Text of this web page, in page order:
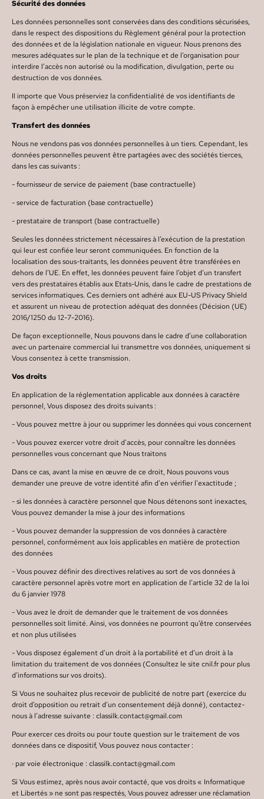
Sécurité des données
Les données personnelles sont conservées dans des conditions sécurisées,
dans le respect des dispositions du Règlement général pour la protection
des données et de la législation nationale en vigueur. Nous prenons des
mesures adéquates sur le plan de la technique et de l’organisation pour
interdire l’accès non autorisé ou la modification, divulgation, perte ou
destruction de vos données.
Il importe que Vous préserviez la confidentialité de vos identifiants de
façon à empêcher une utilisation illicite de votre compte.
Transfert des données
Nous ne vendons pas vos données personnelles à un tiers. Cependant, les
données personnelles peuvent être partagées avec des sociétés tierces,
dans les cas suivants :
- fournisseur de service de paiement (base contractuelle)
- service de facturation (base contractuelle)
- prestataire de transport (base contractuelle)
Seules les données strictement nécessaires à l’exécution de la prestation
qui leur est confiée leur seront communiquées. En fonction de la
localisation des sous-traitants, les données peuvent être transférées en
dehors de l’UE. En effet, les données peuvent faire l’objet d’un transfert
vers des prestataires établis aux Etats-Unis, dans le cadre de prestations de
services informatiques. Ces derniers ont adhéré aux EU-US Privacy Shield
et assurent un niveau de protection adéquat des données (Décision (UE)
2016/1250 du 12-7-2016).
De façon exceptionnelle, Nous pouvons dans le cadre d’une collaboration
avec un partenaire commercial lui transmettre vos données, uniquement si
Vous consentez à cette transmission.
Vos droits
En application de la réglementation applicable aux données à caractère
personnel, Vous disposez des droits suivants :
- Vous pouvez mettre à jour ou supprimer les données qui vous concernent
- Vous pouvez exercer votre droit d'accès, pour connaître les données
personnelles vous concernant que Nous traitons
Dans ce cas, avant la mise en œuvre de ce droit, Nous pouvons vous
demander une preuve de votre identité afin d'en vérifier l'exactitude ;
- si les données à caractère personnel que Nous détenons sont inexactes,
Vous pouvez demander la mise à jour des informations
- Vous pouvez demander la suppression de vos données à caractère
personnel, conformément aux lois applicables en matière de protection
des données
- Vous pouvez définir des directives relatives au sort de vos données à
caractère personnel après votre mort en application de l’article 32 de la loi
du 6 janvier 1978
- Vous avez le droit de demander que le traitement de vos données
personnelles soit limité. Ainsi, vos données ne pourront qu’être conservées
et non plus utilisées
- Vous disposez également d'un droit à la portabilité et d’un droit à la
limitation du traitement de vos données (Consultez le site cnil.fr pour plus
d’informations sur vos droits).
Si Vous ne souhaitez plus recevoir de publicité de notre part (exercice du
droit d’opposition ou retrait d’un consentement déjà donné), contactez-
nous à l’adresse suivante : classilk.contact@gmail.com
Pour exercer ces droits ou pour toute question sur le traitement de vos
données dans ce dispositif, Vous pouvez nous contacter :
· par voie électronique : classilk.contact@gmail.com
Si Vous estimez, après nous avoir contacté, que vos droits « Informatique
et Libertés » ne sont pas respectés, Vous pouvez adresser une réclamation